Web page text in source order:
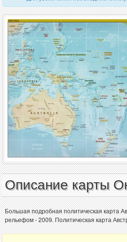
Описание карты
Большая подробная политическая карта
рельефом - 2009. Политическая карта